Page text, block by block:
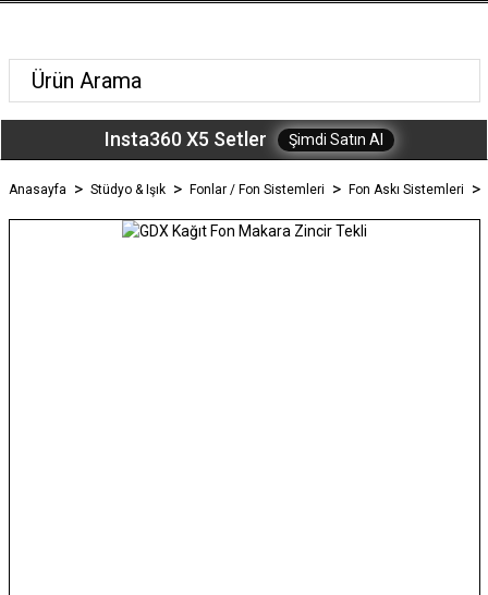
Insta360 X5 Setler Şimdi Satın Al
Anasayfa Stüdyo & Işık Fonlar / Fon Sistemleri Fon Askı Sistemleri